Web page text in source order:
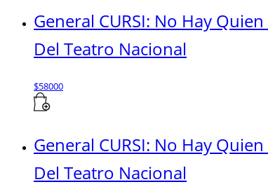
General CURSI: No Hay
Del Teatro Nacional
$58000
General CURSI: No Hay
Del Teatro Nacional